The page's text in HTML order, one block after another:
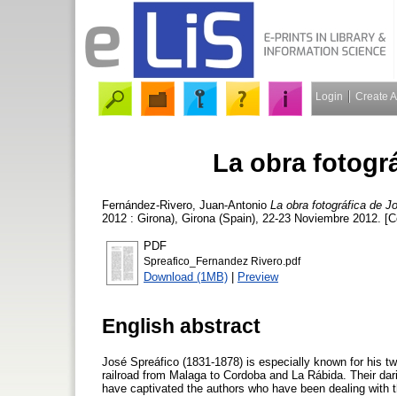
Login Create
La obra
Fernández-Rivero, Juan-Antonio La obra fotográfica de
2012 : Girona), Girona (Spain), 22-23 Noviembre 2012.
PDF
Spreafico_Fernandez Rivero.pdf
Download (1MB) | Preview
English abstract
José Spreáfico (1831-1878) is especially known for his
railroad from Malaga to Cordoba and La Rábida. Their
have captivated the authors who have been dealing